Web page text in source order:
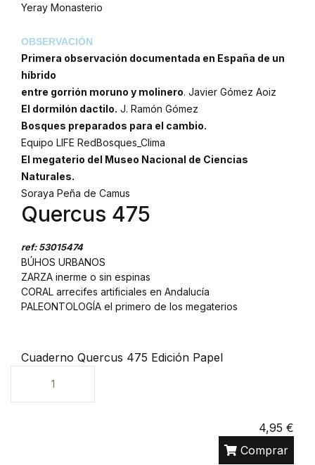
Yeray Monasterio
OBSERVACIÓN
Primera observación documentada en España de un
híbrido
entre gorrión moruno y molinero. Javier Gómez Aoiz
El dormilón dactilo. J. Ramón Gómez
Bosques preparados para el cambio.
Equipo LIFE RedBosques_Clima
El megaterio del Museo Nacional de Ciencias
Naturales.
Soraya Peña de Camus
Quercus 475
ref: 53015474
BÚHOS URBANOS
ZARZA inerme o sin espinas
CORAL arrecifes artificiales en Andalucía
PALEONTOLOGÍA el primero de los megaterios
Cuaderno Quercus 475 Edición Papel
Unidades
4,95 €
Comprar